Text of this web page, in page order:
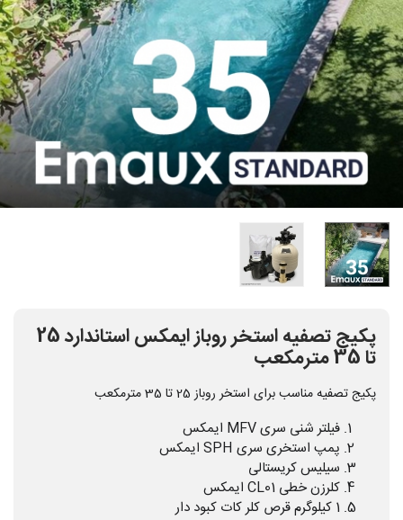
پکیج تصفیه استخر روباز ایمکس استاندارد 25
تا 35 مترمکعب
پکیج تصفیه مناسب برای استخر روباز 25 تا 35 مترمکعب
فیلتر شنی سری MFV ایمکس
پمپ استخری سری SPH ایمکس
سیلیس کریستالی
کلرزن خطی CL01 ایمکس
1 کیلوگرم قرص کلر کات کبود دار